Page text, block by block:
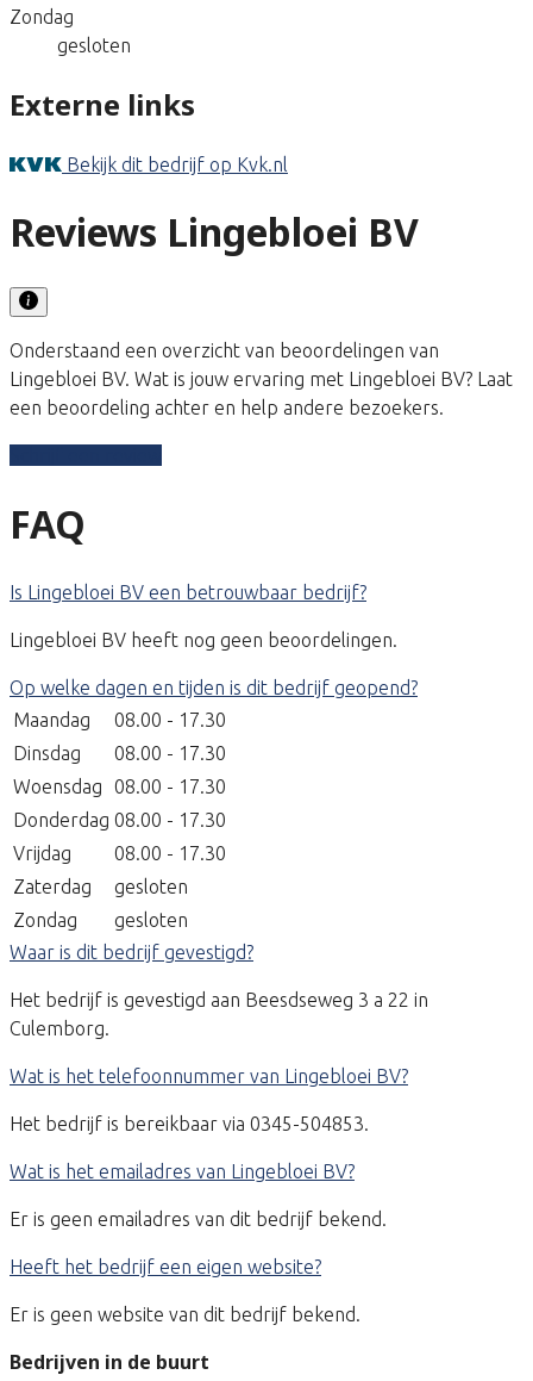
Zondag
gesloten
Externe links
Bekijk dit bedrijf op Kvk.nl
Reviews Lingebloei BV
Onderstaand een overzicht van beoordelingen van
Lingebloei BV. Wat is jouw ervaring met Lingebloei BV? Laat
een beoordeling achter en help andere bezoekers.
FAQ
Is Lingebloei BV een betrouwbaar bedrijf?
Lingebloei BV heeft nog geen beoordelingen.
Op welke dagen en tijden is dit bedrijf geopend?
Maandag
08.00 - 17.30
Dinsdag
08.00 - 17.30
Woensdag
08.00 - 17.30
Donderdag 08.00 - 17.30
Vrijdag
08.00 - 17.30
Zaterdag
gesloten
Zondag
gesloten
Waar is dit bedrijf gevestigd?
Het bedrijf is gevestigd aan Beesdseweg 3 a 22 in
Culemborg.
Wat is het telefoonnummer van Lingebloei BV?
Het bedrijf is bereikbaar via 0345-504853.
Wat is het emailadres van Lingebloei BV?
Er is geen emailadres van dit bedrijf bekend.
Heeft het bedrijf een eigen website?
Er is geen website van dit bedrijf bekend.
Bedrijven in de buurt